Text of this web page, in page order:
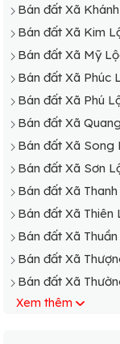
Bán đất Xã
Bán đất Xã Kim
Bán đất Xã Mỹ
Bán đất Xã Phúc
Bán đất Xã Phú
Bán đất Xã
Bán đất Xã Song
Bán đất Xã Sơn
Bán đất Xã
Bán đất Xã Thiên
Bán đất Xã
Bán đất Xã
Bán đất Xã
Bán đất Xã Tiến
Xem thêm